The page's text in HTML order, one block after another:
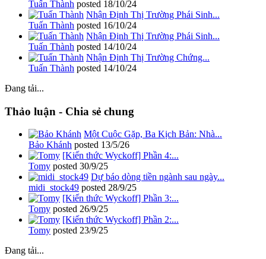
Tuấn Thành posted 18/10/24
Nhận Định Thị Trường Phái Sinh...
Tuấn Thành posted 16/10/24
Nhận Định Thị Trường Phái Sinh...
Tuấn Thành posted 14/10/24
Nhận Định Thị Trường Chứng...
Tuấn Thành posted 14/10/24
Đang tải...
Thảo luận - Chia sẻ chung
Một Cuộc Gặp, Ba Kịch Bản: Nhà...
Bảo Khánh posted 13/5/26
[Kiến thức Wyckoff] Phần 4:...
Tomy posted 30/9/25
Dự báo dòng tiền ngành sau ngày...
midi_stock49 posted 28/9/25
[Kiến thức Wyckoff] Phần 3:...
Tomy posted 26/9/25
[Kiến thức Wyckoff] Phần 2:...
Tomy posted 23/9/25
Đang tải...